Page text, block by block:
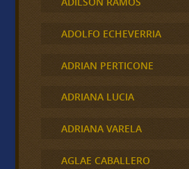
ADOLFO ECHEVERRIA
ADRIAN PERTICONE
ADRIANA LUCIA
ADRIANA VARELA
AGLAE CABALLERO